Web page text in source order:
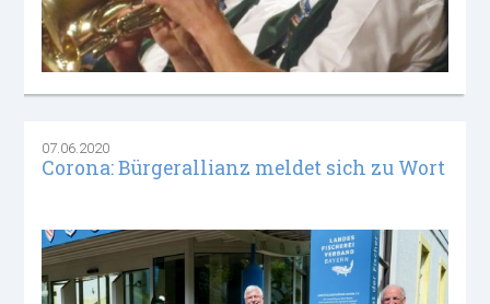
07.06.2020
Corona: Bürgerallianz meldet sich zu Wort